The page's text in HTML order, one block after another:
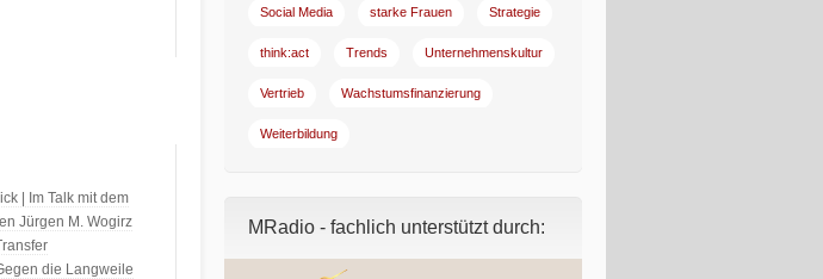
| Im Talk mit dem
Jürgen M. Wogirz
die Langweile
Social Media starke Frauen Strategie
think:act Trends Unternehmenskultur
Vertrieb Wachstumsfinanzierung
Weiterbildung
MRadio - fachlich unterstützt durch: